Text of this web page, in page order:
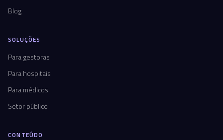
Blog
SOLUÇÕES
Para gestoras
Para hospitais
Para médicos
Setor público
CONTEÚDO